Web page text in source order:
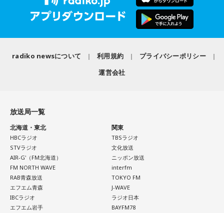
radiko newsについて 利用規約
プライバシーポリシー
運営会社
放送局一覧
北海道・東北
HBCラジオ
STVラジオ
AIR-G'（FM北海道）
FM NORTH WAVE
RAB青森放送
エフエム青森
IBCラジオ
エフエム岩手
関東
TBSラジオ
文化放送
ニッポン放送
interfm
TOKYO FM
J-WAVE
ラジオ日本
BAYFM78